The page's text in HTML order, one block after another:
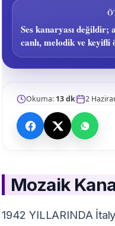
Ses kanaryası
canlı, melodik ve
Okuma: 13 dk 2
Mozaik
1942 YILLARINDA